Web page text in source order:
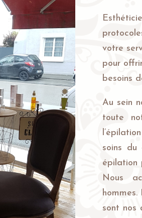
votre
pour
besoins
Au sein
toute
soins du
épilation
Nous
sont nos